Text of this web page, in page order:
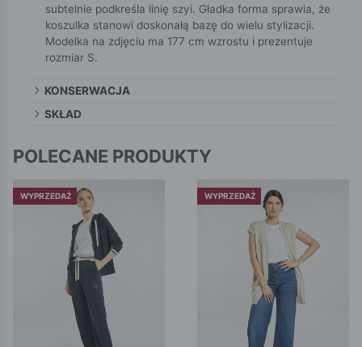
subtelnie podkreśla linię szyi. Gładka forma sprawia, że
koszulka stanowi doskonałą bazę do wielu stylizacji.
Modelka na zdjęciu ma 177 cm wzrostu i prezentuje
rozmiar S.
KONSERWACJA
SKŁAD
POLECANE PRODUKTY
WYPRZEDAŻ WYPRZEDAŻ